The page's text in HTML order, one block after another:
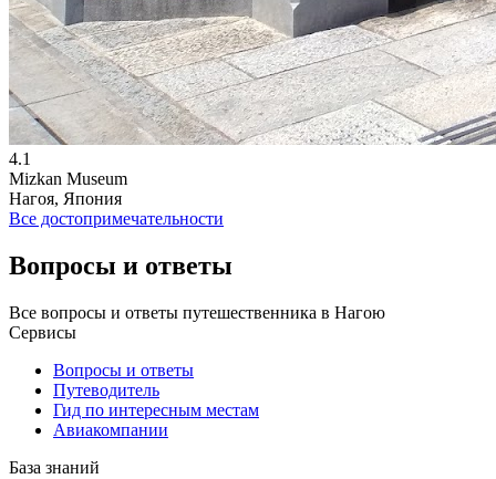
4.1
Mizkan Museum
Нагоя, Япония
Все достопримечательности
Вопросы и ответы
Все вопросы и ответы путешественника в Нагою
Сервисы
Вопросы и ответы
Путеводитель
Гид по интересным местам
Авиакомпании
База знаний